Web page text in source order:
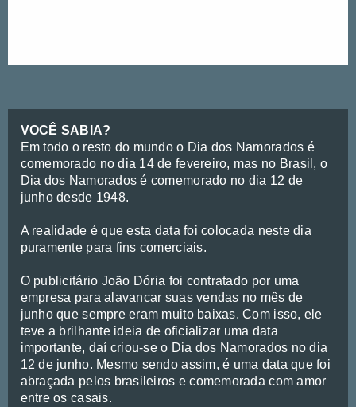
VOCÊ SABIA?
Em todo o resto do mundo o Dia dos Namorados é
comemorado no dia 14 de fevereiro, mas no Brasil, o
Dia dos Namorados é comemorado no dia 12 de
junho desde 1948.
A realidade é que esta data foi colocada neste dia
puramente para fins comerciais.
O publicitário João Dória foi contratado por uma
empresa para alavancar suas vendas no mês de
junho que sempre eram muito baixas. Com isso, ele
teve a brilhante ideia de oficializar uma data
importante, daí criou-se o Dia dos Namorados no dia
12 de junho. Mesmo sendo assim, é uma data que foi
abraçada pelos brasileiros e comemorada com amor
entre os casais.